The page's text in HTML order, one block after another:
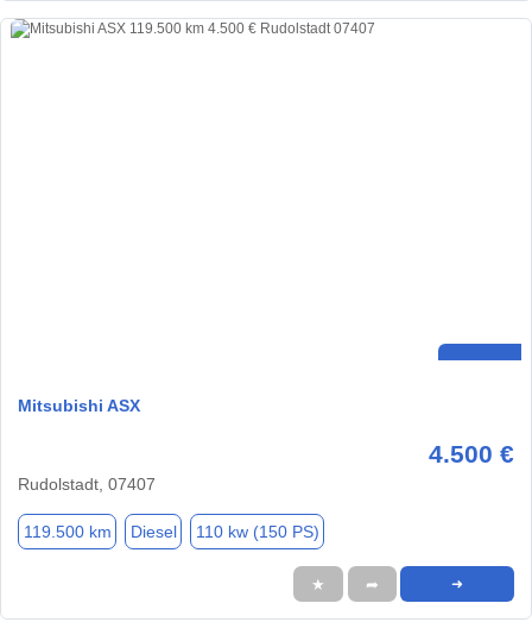
Mitsubishi ASX
4.500 €
Rudolstadt, 07407
119.500 km Diesel 110 kw (150 PS)
★ ➦ ➜